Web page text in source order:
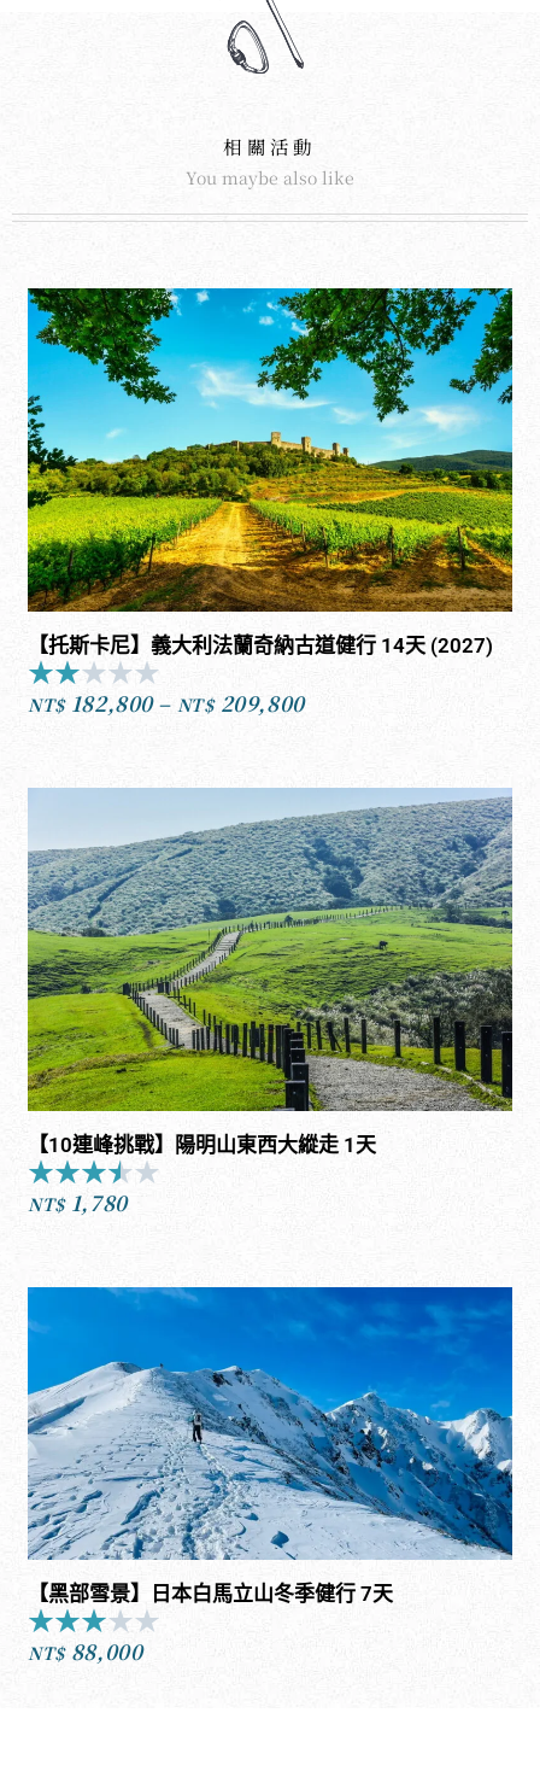
相關活動
You maybe also like
【托斯卡尼】義大利法蘭奇納古道健行 14天 (2027)
★★★★★
2
5
NT$ 182,800– NT$ 209,800
範
圍：
NT$182,800
到
NT$209,800
【10連峰挑戰】陽明山東西大縱走 1天
★★★★★
5
NT$ 1,780
【黑部雪景】日本白馬立山冬季健行 7天
★★★★★
NT$ 88,000